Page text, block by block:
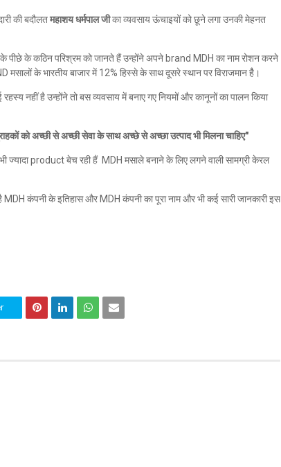
की बदौलतमहाशय धर्मपाल जीका व्यवसाय ऊंचाइयों को छूने लगा उनकी मेहनत
पीछे के कठिन परिश्रम को जानते हैं उन्होंने अपने brand MDH का नाम रोशन करने
के भारतीय बाजार में 12% हिस्से के साथ दूसरे स्थान पर विराजमान हैै।
नहीं है उन्होंने तो बस व्यवसाय में बनाए गए नियमों और कानूनों का पालन किया
को अच्छी से अच्छी सेवा के साथ अच्छे से अच्छा उत्पाद भी मिलना चाहिए"
ज्यादा product बेच रही हैं MDH मसाले बनाने के लिए लगने वाली सामग्री केरल
कंपनी के इतिहास और MDH कंपनी का पूरा नाम और भी कई सारी जानकारी इस